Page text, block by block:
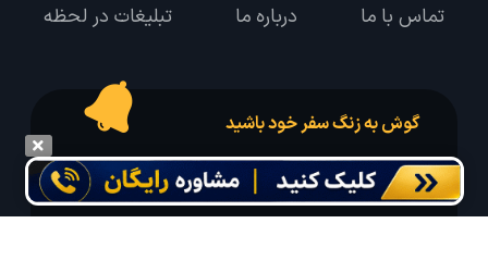
تماس با ما درباره ما تبلیغات در لحظه
گوش به زنگ سفر خود باشید
درخواست سفر خود را در مدت زمان دلخواه ثبت و پیامک بهترین آفر مربوط به تور
درخواستی خود را دریافت نمایید